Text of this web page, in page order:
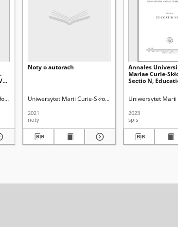
Red.(Lublin) Karwatowska, Małgorzata. Red.
Noty o autorach
Uniwersytet Marii Curie-Skłodowskiej (Lublin)
2021
noty
Annales
Mariae Curie-
Sectio N,
Uniwersytet Marii
2023
spis